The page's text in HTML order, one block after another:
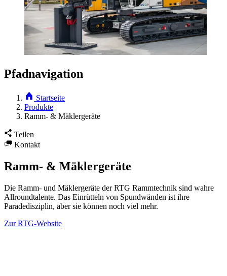
Pfadnavigation
Startseite
Produkte
Ramm- & Mäklergeräte
Teilen
Kontakt
Ramm- & Mäklergeräte
Die Ramm- und Mäklergeräte der RTG Rammtechnik sind wahre
Allroundtalente. Das Einrütteln von Spundwänden ist ihre
Paradedisziplin, aber sie können noch viel mehr.
Zur RTG-Website